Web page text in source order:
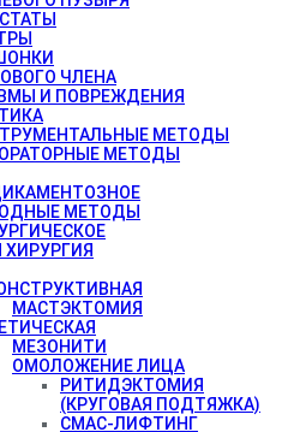
ЧЛЕНА
И ПОВРЕЖДЕНИЯ
МЕТОДЫ
МЕТОДЫ
МЕТОДЫ
ХИРУРГИЯ
МАСТЭКТОМИЯ
МЕЗОНИТИ
ОМОЛОЖЕНИЕ ЛИЦА
РИТИДЭКТОМИЯ
(КРУГОВАЯ ПОДТЯЖКА)
СМАС-ЛИФТИНГ